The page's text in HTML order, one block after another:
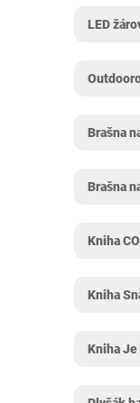
LED
Brašna
Brašna
Kniha
Kniha
Kniha Je